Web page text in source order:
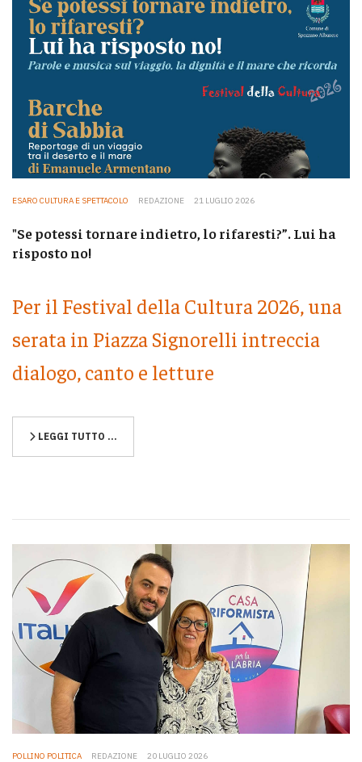
ESARO CULTURA E SPETTACOLO REDAZIONE 21 LUGLIO 2026
"Se potessi tornare indietro, lo rifaresti?”. Lui ha
risposto no!
Per il Festival della Cultura 2026, una
serata in Piazza Signorelli intreccia
dialogo, canto e letture
LEGGI TUTTO …
POLLINO POLITICA REDAZIONE 20 LUGLIO 2026